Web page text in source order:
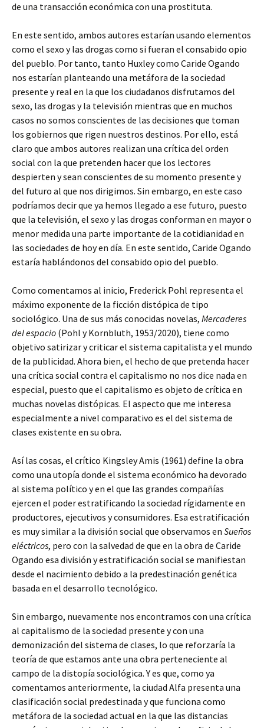
de una transacción económica con una prostituta.
En este sentido, ambos autores estarían usando elementos
como el sexo y las drogas como si fueran el consabido opio
del pueblo. Por tanto, tanto Huxley como Caride Ogando
nos estarían planteando una metáfora de la sociedad
presente y real en la que los ciudadanos disfrutamos del
sexo, las drogas y la televisión mientras que en muchos
casos no somos conscientes de las decisiones que toman
los gobiernos que rigen nuestros destinos. Por ello, está
claro que ambos autores realizan una crítica del orden
social con la que pretenden hacer que los lectores
despierten y sean conscientes de su momento presente y
del futuro al que nos dirigimos. Sin embargo, en este caso
podríamos decir que ya hemos llegado a ese futuro, puesto
que la televisión, el sexo y las drogas conforman en mayor o
menor medida una parte importante de la cotidianidad en
las sociedades de hoy en día. En este sentido, Caride Ogando
estaría hablándonos del consabido opio del pueblo.
Como comentamos al inicio, Frederick Pohl representa el
máximo exponente de la ficción distópica de tipo
sociológico. Una de sus más conocidas novelas, Mercaderes
del espacio (Pohl y Kornbluth, 1953/2020), tiene como
objetivo satirizar y criticar el sistema capitalista y el mundo
de la publicidad. Ahora bien, el hecho de que pretenda hacer
una crítica social contra el capitalismo no nos dice nada en
especial, puesto que el capitalismo es objeto de crítica en
muchas novelas distópicas. El aspecto que me interesa
especialmente a nivel comparativo es el del sistema de
clases existente en su obra.
Así las cosas, el crítico Kingsley Amis (1961) define la obra
como una utopía donde el sistema económico ha devorado
al sistema político y en el que las grandes compañías
ejercen el poder estratificando la sociedad rígidamente en
productores, ejecutivos y consumidores. Esa estratificación
es muy similar a la división social que observamos en Sueños
eléctricos, pero con la salvedad de que en la obra de Caride
Ogando esa división y estratificación social se manifiestan
desde el nacimiento debido a la predestinación genética
basada en el desarrollo tecnológico.
Sin embargo, nuevamente nos encontramos con una crítica
al capitalismo de la sociedad presente y con una
demonización del sistema de clases, lo que reforzaría la
teoría de que estamos ante una obra perteneciente al
campo de la distopía sociológica. Y es que, como ya
comentamos anteriormente, la ciudad Alfa presenta una
clasificación social predestinada y que funciona como
metáfora de la sociedad actual en la que las distancias